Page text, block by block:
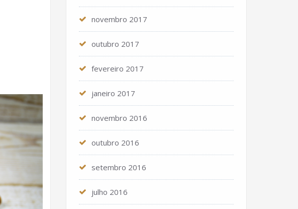
novembro 2017
outubro 2017
fevereiro 2017
janeiro 2017
novembro 2016
outubro 2016
setembro 2016
julho 2016